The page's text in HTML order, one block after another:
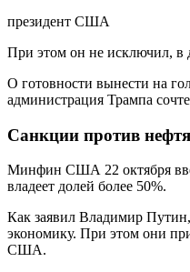
президент США
При этом он не исключил, в
О готовности вынести на
администрация Трампа
Санкции против
Минфин США 22 октября
владеет долей более 50%.
Как заявил Владимир
экономику. При этом они
США.